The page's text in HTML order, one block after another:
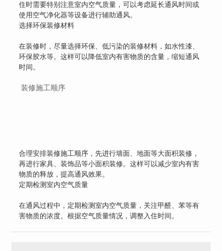
住时需要特别注意室内空气质量，可以考虑延长通风时间或
使用空气净化器等设备进行辅助通风。
选择环保装修材料
在装修时，尽量选择环保、低污染的装修材料，如水性漆、
环保胶水等。这样可以降低室内有害物质的含量，缩短通风
时间。
装修施工顺序
合理安排装修施工顺序，先进行墙面、地面等大面积装修，
再进行家具、装饰品等小面积装修。这样可以减少室内有害
物质的释放，提高通风效果。
定期检测室内空气质量
在通风过程中，定期检测室内空气质量，关注甲醛、苯等有
害物质的浓度。根据空气质量情况，调整入住时间。